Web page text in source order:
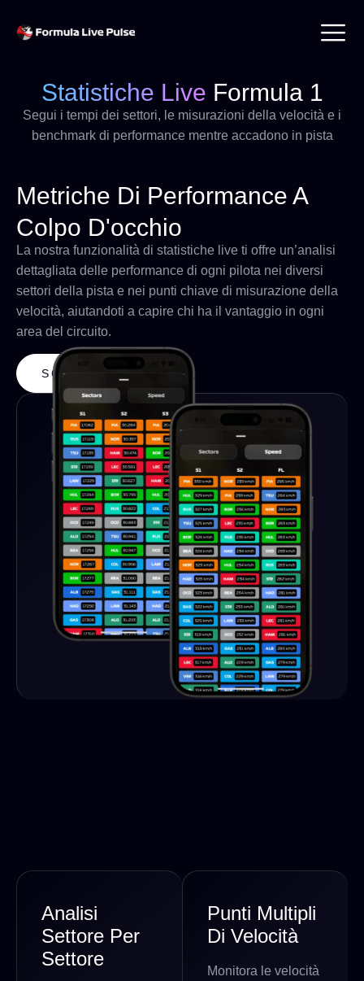
Statistiche Live Formula 1
Segui i tempi dei settori, le misurazioni della velocità e i
benchmark di performance mentre accadono in pista
Metriche Di Performance A
Colpo D'occhio
La nostra funzionalità di statistiche live ti offre un’analisi
dettagliata delle performance di ogni pilota nei diversi
settori della pista e nei punti chiave di misurazione della
velocità, aiutandoti a capire chi ha il vantaggio in ogni
area del circuito.
SCARICA L'APP
Analisi
Settore Per
Settore
Punti Multipli
Di Velocità
Monitora le velocità